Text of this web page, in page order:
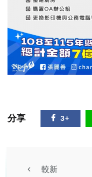
分享 3+
較新